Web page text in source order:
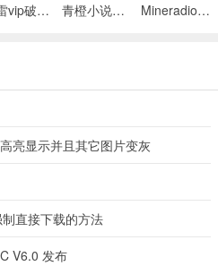
加点
迅雷vip破解版永久会员2024版 青橙小说App Mineradio手机版
亮显示并且其它图片变灰
直接下载的方法
V6.0 发布